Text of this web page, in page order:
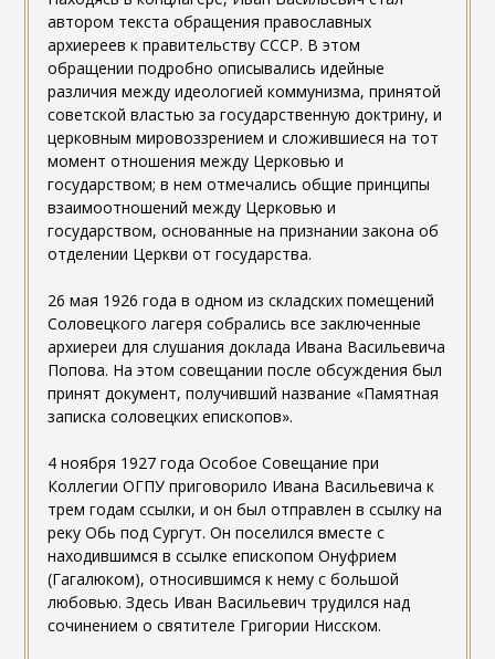
автором текста обращения православных
архиереев к правительству СССР. В этом
обращении подробно описывались идейные
различия между идеологией коммунизма, принятой
советской властью за государственную доктрину, и
церковным мировоззрением и сложившиеся на тот
момент отношения между Церковью и
государством; в нем отмечались общие принципы
взаимоотношений между Церковью и
государством, основанные на признании закона об
отделении Церкви от государства.
26 мая 1926 года в одном из складских помещений
Соловецкого лагеря собрались все заключенные
архиереи для слушания доклада Ивана Васильевича
Попова. На этом совещании после обсуждения был
принят документ, получивший название «Памятная
записка соловецких епископов».
4 ноября 1927 года Особое Совещание при
Коллегии ОГПУ приговорило Ивана Васильевича к
трем годам ссылки, и он был отправлен в ссылку на
реку Обь под Сургут. Он поселился вместе с
находившимся в ссылке епископом Онуфрием
(Гагалюком), относившимся к нему с большой
любовью. Здесь Иван Васильевич трудился над
сочинением о святителе Григории Нисском.